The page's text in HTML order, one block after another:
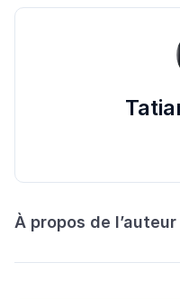
À propos de l’auteur